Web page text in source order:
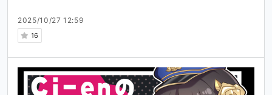
2025/10/27 12:59
16